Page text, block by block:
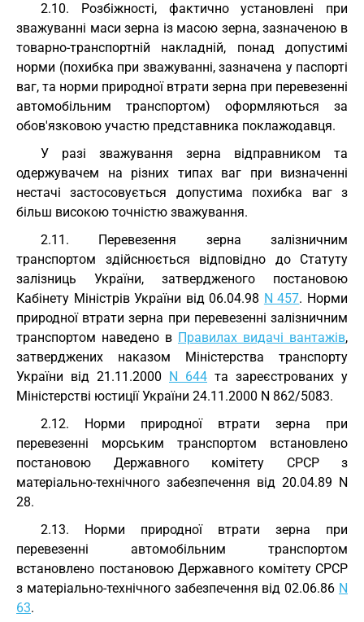
2.10. Розбіжності, фактично установлені при
зважуванні маси зерна із масою зерна, зазначеною в
товарно-транспортній накладній, понад допустимі
норми (похибка при зважуванні, зазначена у паспорті
ваг, та норми природної втрати зерна при перевезенні
автомобільним транспортом) оформляються за
обов'язковою участю представника поклажодавця.
У разі зважування зерна відправником та
одержувачем на різних типах ваг при визначенні
нестачі застосовується допустима похибка ваг з
більш високою точністю зважування.
2.11. Перевезення зерна залізничним
транспортом здійснюється відповідно до Статуту
залізниць України, затвердженого постановою
Кабінету Міністрів України від 06.04.98 N 457. Норми
природної втрати зерна при перевезенні залізничним
транспортом наведено в Правилах видачі вантажів,
затверджених наказом Міністерства транспорту
України від 21.11.2000 N 644 та зареєстрованих у
Міністерстві юстиції України 24.11.2000 N 862/5083.
2.12. Норми природної втрати зерна при
перевезенні морським транспортом встановлено
постановою Державного комітету СРСР з
матеріально-технічного забезпечення від 20.04.89 N
28.
2.13. Норми природної втрати зерна при
перевезенні автомобільним транспортом
встановлено постановою Державного комітету СРСР
з матеріально-технічного забезпечення від 02.06.86 N
63.